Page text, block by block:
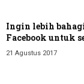
Ingin lebih
Facebook untuk
21 Agustus 2017